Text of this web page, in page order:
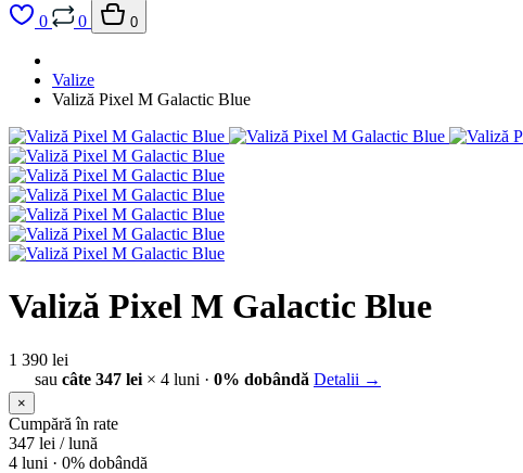
0 0 0
Valize
Valiză Pixel M Galactic Blue
Valiză Pixel M Galactic Blue
1 390 lei
sau câte 347 lei × 4 luni · 0% dobândă Detalii →
×
Cumpără în rate
347 lei / lună
4 luni · 0% dobândă